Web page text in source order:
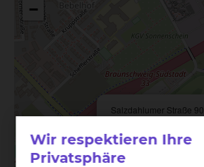
Salzdahlumer Straße 90
−
Wir respektieren Ihre
Privatsphäre